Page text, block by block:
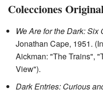
Colecciones
We Are for the Dark: Six
Jonathan Cape, 1951.
Aickman: "The Trains",
View").
Dark Entries: Curious